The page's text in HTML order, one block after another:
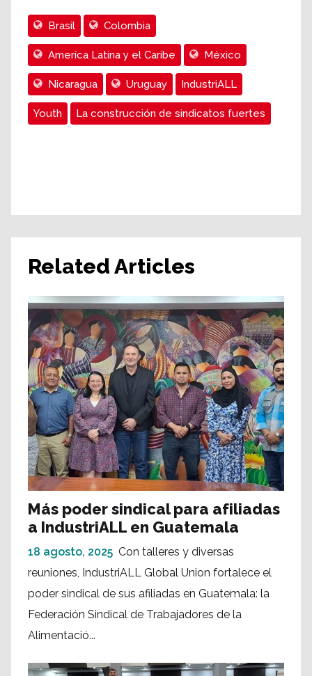
Brasil Colombia
Ameríca Latina y el Caribe México
Nicaragua Uruguay IndustriALL
Youth La construcción de sindicatos fuertes
Related Articles
Más poder sindical para afiliadas
a IndustriALL en Guatemala
18 agosto, 2025 Con talleres y diversas
reuniones, IndustriALL Global Union fortalece el
poder sindical de sus afiliadas en Guatemala: la
Federación Sindical de Trabajadores de la
Alimentació...